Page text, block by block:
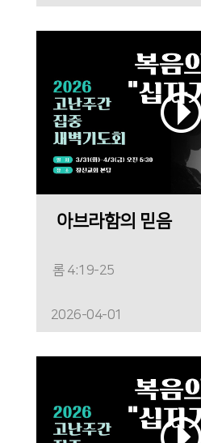
아브라함의 믿음
롬 4:19-25
2026-04-01